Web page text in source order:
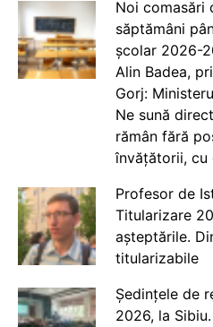
Noi comasări
săptămâni
școlar 2026-
Alin Badea,
Gorj:
Ne sună
rămân fără
învățătorii, cu
Profesor de
Titularizare
așteptările.
titularizabile
Ședințele de
2026, la